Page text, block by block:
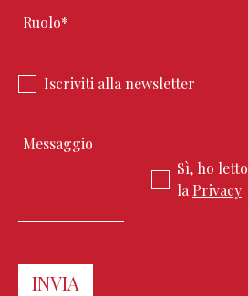
Iscriviti alla newsletter
Sì, ho letto
la Privacy